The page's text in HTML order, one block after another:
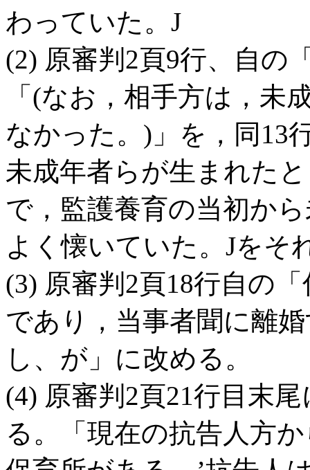
わっていた。J
(2) 原審判2頁9行、自の
「(なお，相手方は，未
なかった。)」を，同13
未成年者らが生まれた
で，監護養育の当初か
よく懐いていた。Jをそ
(3) 原審判2頁18行自の
であり，当事者聞に離
し、が」に改める。
(4) 原審判2頁21行目末
る。「現在の抗告人方